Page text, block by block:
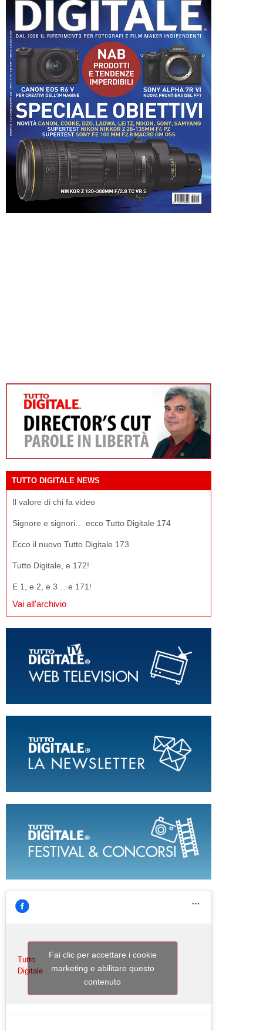
TUTTO DIGITALE NEWS
Il valore di chi fa video
Signore e signori… ecco Tutto Digitale 174
Ecco il nuovo Tutto Digitale 173
Tutto Digitale, e 172!
E 1, e 2, e 3… e 171!
Vai all'archivio
Tutto
Digitale
Fai clic per accettare i cookie
marketing e abilitare questo
contenuto